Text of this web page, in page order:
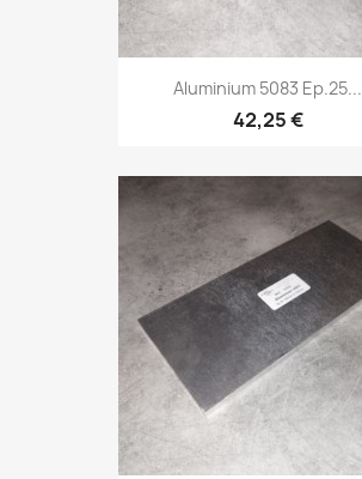
Aluminium 5083 Ep.25...
42,25 €